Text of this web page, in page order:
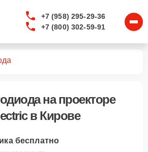
+7 (958) 295-29-36
+7 (800) 302-59-91
на проекторе
в Кирове
бесплатно